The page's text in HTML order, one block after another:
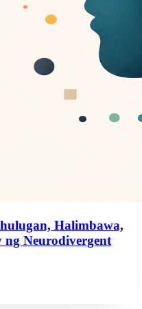
Halimbawa,
Neurodivergent